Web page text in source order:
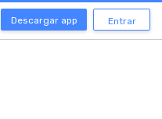
Descargar app Entrar